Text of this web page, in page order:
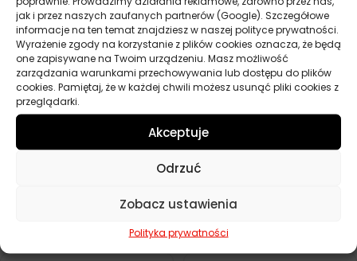
jak i przez naszych zaufanych partnerów (Google). Szczegółowe
informacje na ten temat znajdziesz w naszej polityce prywatności.
Wyrażenie zgody na korzystanie z plików cookies oznacza, że będą
one zapisywane na Twoim urządzeniu. Masz możliwość
zarządzania warunkami przechowywania lub dostępu do plików
cookies. Pamiętaj, że w każdej chwili możesz usunąć pliki cookies z
przeglądarki.
Akceptuje
Odrzuć
Zobacz ustawienia
Polityka prywatności
3896,90